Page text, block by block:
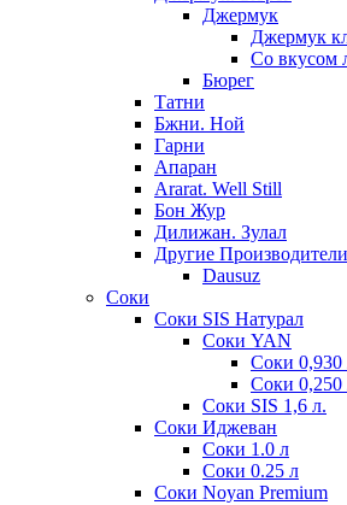
Джермук
Джермук
Со вкусом
Бюрег
Татни
Бжни. Ной
Гарни
Апаран
Ararat. Well Still
Бон Жур
Дилижан. Зулал
Другие Производители
Dausuz
Соки
Соки SIS Натурал
Соки YAN
Соки 0,930
Соки 0,250
Соки SIS 1,6 л.
Соки Иджеван
Соки 1.0 л
Соки 0.25 л
Соки Noyan Premium